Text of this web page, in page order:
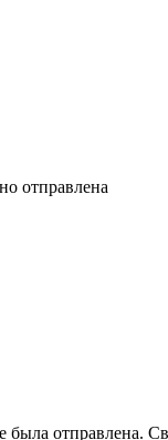
отправлена
была отправлена.